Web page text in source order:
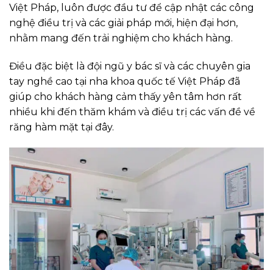
Việt Pháp, luôn được đầu tư để cập nhật các công
nghệ điều trị và các giải pháp mới, hiện đại hơn,
nhằm mang đến trải nghiệm cho khách hàng.
Điều đặc biệt là đội ngũ y bác sĩ và các chuyên gia
tay nghề cao tại nha khoa quốc tế Việt Pháp đã
giúp cho khách hàng cảm thấy yên tâm hơn rất
nhiều khi đến thăm khám và điều trị các vấn đề về
răng hàm mặt tại đây.